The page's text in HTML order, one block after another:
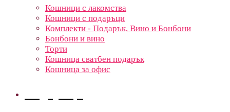
Кошници с лакомства
Кошници с подаръци
Комплекти - Подарък, Вино и Бонбони
Бонбони и вино
Торти
Кошница сватбен подарък
Кошница за офис